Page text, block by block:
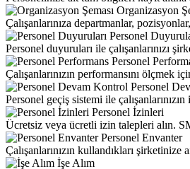
Organizasyon
Çalışanlarınıza departmanlar,
Personel
Personel duyuruları ile çalışanlarınızı
Personel
Çalışanlarınızın performansını ölçmek
Personel
Personel geçiş sistemi ile
Personel İzinleri
Ücretsiz veya ücretli izin talepleri alın.
Personel Envanter
Çalışanlarınızın kullandıkları
İşe Alım